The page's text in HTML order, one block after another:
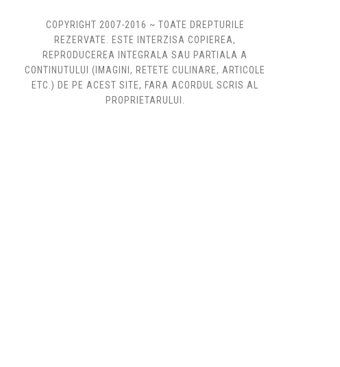
COPYRIGHT 2007-2016 ~ TOATE DREPTURILE
REZERVATE. ESTE INTERZISA COPIEREA,
REPRODUCEREA INTEGRALA SAU PARTIALA A
CONTINUTULUI (IMAGINI, RETETE CULINARE, ARTICOLE
ETC.) DE PE ACEST SITE, FARA ACORDUL SCRIS AL
PROPRIETARULUI.